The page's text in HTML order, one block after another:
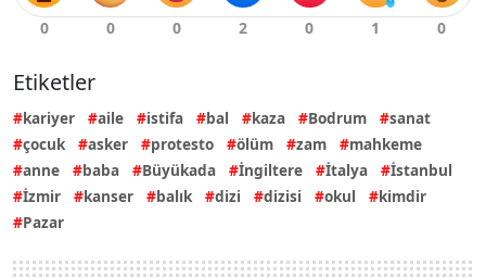
Etiketler
kariyer aile istifa bal kaza Bodrum
sanat
çocuk
asker protesto ölüm zam
mahkeme
anne
baba Büyükada İngiltere İtalya
İstanbul
İzmir
kanser balık dizi dizisi okul
kimdir
Pazar